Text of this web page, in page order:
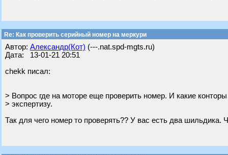
Re: Как проверить серийный номер на меркури
Автор: Александр(Кот) (---.nat.spd-mgts.ru)
Дата: 13-01-21 20:51
chekk писал:
> Вопрос где на моторе еще проверить номер. И какие
> экспертизу.
Так для чего номер то проверять?? У вас есть два шильдика.